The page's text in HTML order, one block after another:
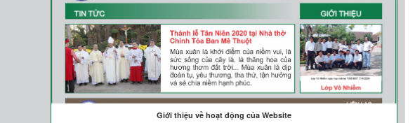
Giới thiệu về hoạt động của Website